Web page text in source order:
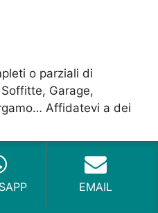
o parziali di
Garage,
Affidatevi a dei
EMAIL